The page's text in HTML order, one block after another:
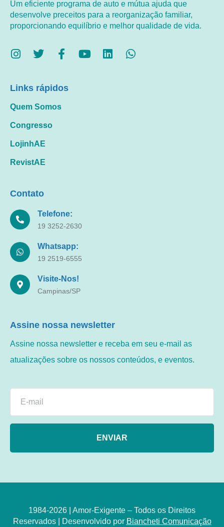
Um eficiente programa de auto e mútua ajuda que
desenvolve preceitos para a reorganização familiar,
proporcionando equilíbrio e melhor qualidade de vida.
Links rápidos
Quem Somos
Congresso
LojinhAE
RevistAE
Contato
Telefone:
19 3252-2630
Whatsapp:
19 2519-6555
Visite-Nos!
Campinas/SP
Assine nossa newsletter
Assine nossa newsletter e receba em seu e-mail as
atualizações sobre os nossos conteúdos, e eventos.
ENVIAR
1984-2026 | Amor-Exigente – Todos os Direitos
Reservados | Desenvolvido por Biancheti Comunicação